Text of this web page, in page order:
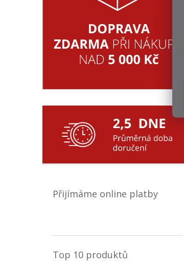
Přijímáme online platby
Top 10 produktů